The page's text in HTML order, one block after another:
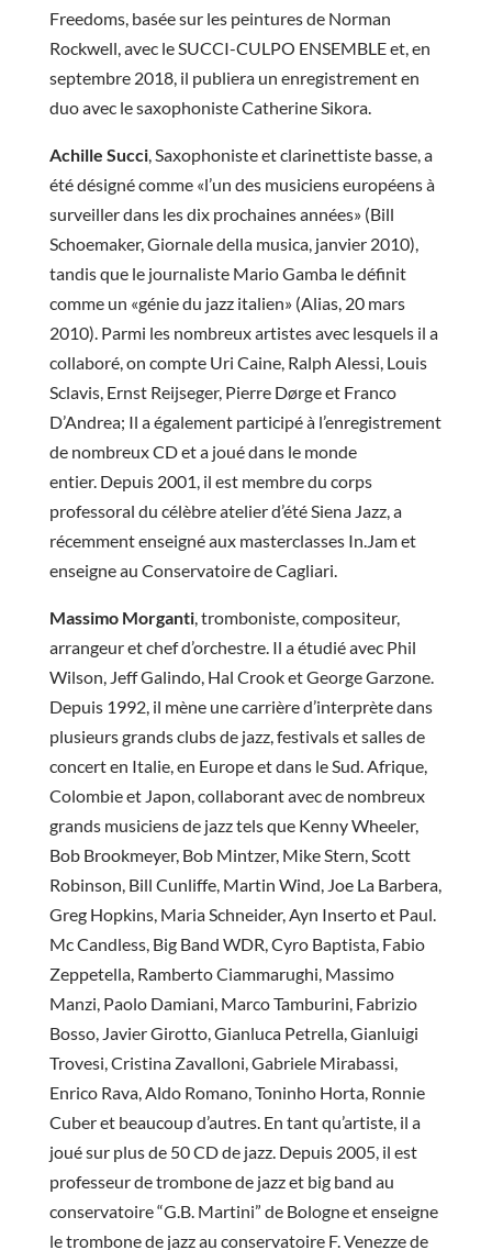
Freedoms, basée sur les peintures de Norman
Rockwell, avec le SUCCI-CULPO ENSEMBLE et, en
septembre 2018, il publiera un enregistrement en
duo avec le saxophoniste Catherine Sikora.
Achille Succi, Saxophoniste et clarinettiste basse, a
été désigné comme «l’un des musiciens européens à
surveiller dans les dix prochaines années» (Bill
Schoemaker, Giornale della musica, janvier 2010),
tandis que le journaliste Mario Gamba le définit
comme un «génie du jazz italien» (Alias, 20 mars
2010). Parmi les nombreux artistes avec lesquels il a
collaboré, on compte Uri Caine, Ralph Alessi, Louis
Sclavis, Ernst Reijseger, Pierre Dørge et Franco
D’Andrea; Il a également participé à l’enregistrement
de nombreux CD et a joué dans le monde
entier. Depuis 2001, il est membre du corps
professoral du célèbre atelier d’été Siena Jazz, a
récemment enseigné aux masterclasses In.Jam et
enseigne au Conservatoire de Cagliari.
Massimo Morganti, tromboniste, compositeur,
arrangeur et chef d’orchestre. Il a étudié avec Phil
Wilson, Jeff Galindo, Hal Crook et George Garzone.
Depuis 1992, il mène une carrière d’interprète dans
plusieurs grands clubs de jazz, festivals et salles de
concert en Italie, en Europe et dans le Sud. Afrique,
Colombie et Japon, collaborant avec de nombreux
grands musiciens de jazz tels que Kenny Wheeler,
Bob Brookmeyer, Bob Mintzer, Mike Stern, Scott
Robinson, Bill Cunliffe, Martin Wind, Joe La Barbera,
Greg Hopkins, Maria Schneider, Ayn Inserto et Paul.
Mc Candless, Big Band WDR, Cyro Baptista, Fabio
Zeppetella, Ramberto Ciammarughi, Massimo
Manzi, Paolo Damiani, Marco Tamburini, Fabrizio
Bosso, Javier Girotto, Gianluca Petrella, Gianluigi
Trovesi, Cristina Zavalloni, Gabriele Mirabassi,
Enrico Rava, Aldo Romano, Toninho Horta, Ronnie
Cuber et beaucoup d’autres. En tant qu’artiste, il a
joué sur plus de 50 CD de jazz. Depuis 2005, il est
professeur de trombone de jazz et big band au
conservatoire “G.B. Martini” de Bologne et enseigne
le trombone de jazz au conservatoire F. Venezze de